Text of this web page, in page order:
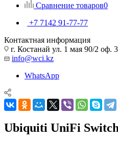
Сравнение товаров0
+7 7142 91-77-77
Контактная информация
г. Костанай ул. 1 мая 90/2 оф.
info@wci.kz
WhatsApp
Ubiquiti UniFi